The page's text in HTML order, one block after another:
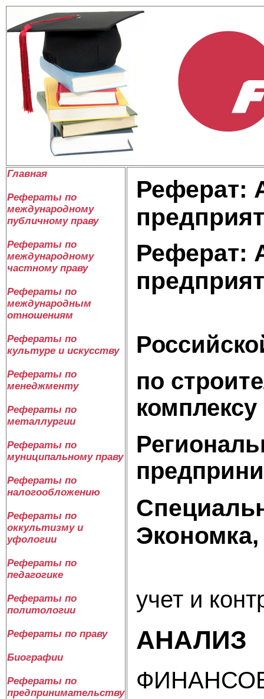
Главная
Рефераты по
международному
публичному праву
Рефераты по
международному
частному праву
Рефераты по
международным
отношениям
Рефераты по
культуре и искусству
Рефераты по
менеджменту
Рефераты по
металлургии
Рефераты по
муниципальному праву
Рефераты по
налогообложению
Рефераты по
оккультизму и
уфологии
Рефераты по
педагогике
Рефераты по
политологии
Рефераты по праву
Биографии
Рефераты по
предпринимательству
Реферат:
Реферат:
по
комплексу
Экономка,
учет и
АНАЛИЗ